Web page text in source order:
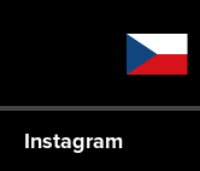
Instagram